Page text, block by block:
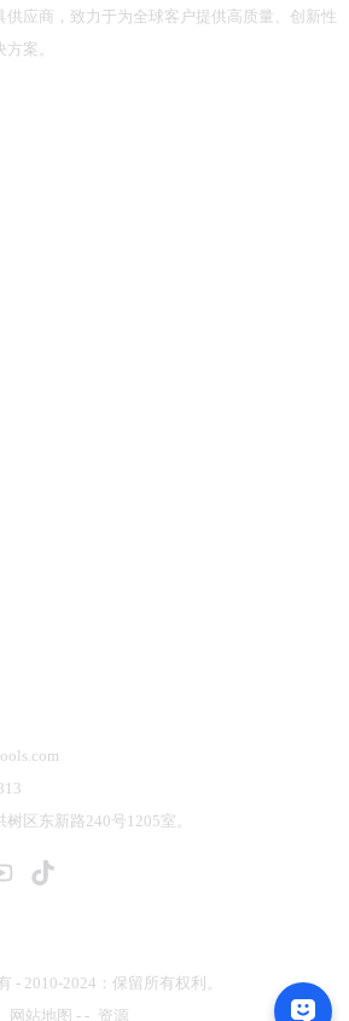
应商，致力于为全球客户提供高质量、创新性
案。
区东新路240号1205室。
- 2010-2024：保留所有权利。
网站地图 - - 资源